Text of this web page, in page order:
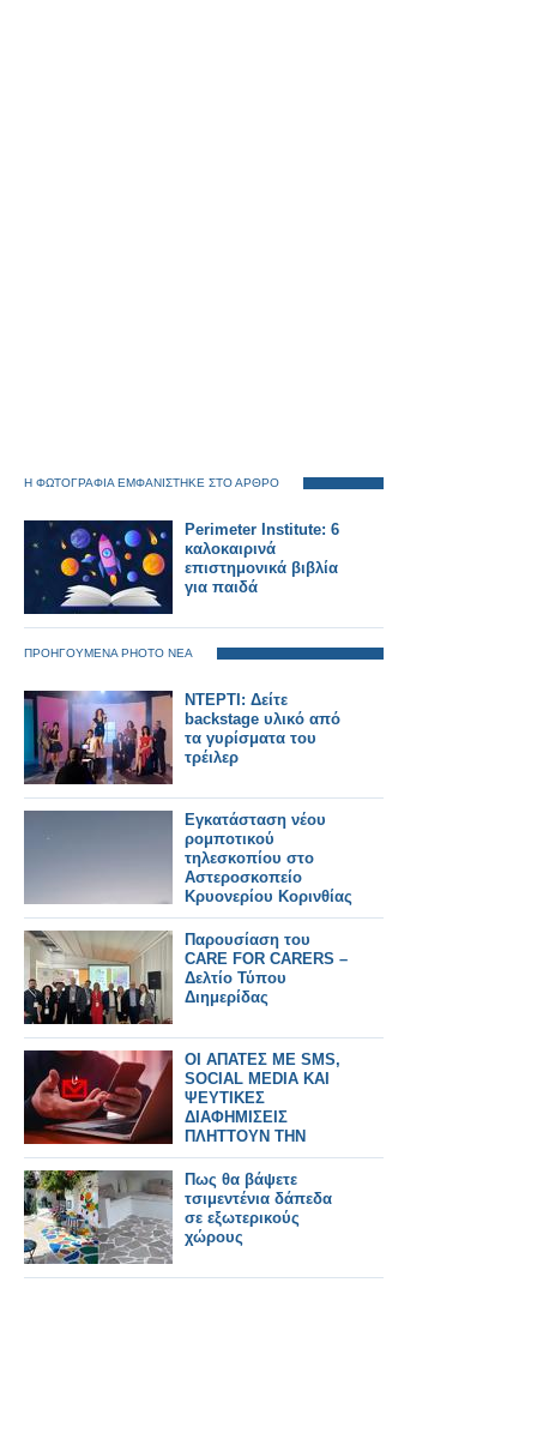
Η ΦΩΤΟΓΡΑΦΙΑ ΕΜΦΑΝΙΣΤΗΚΕ ΣΤΟ ΑΡΘΡΟ
Perimeter Institute: 6
καλοκαιρινά
επιστημονικά βιβλία
για παιδά
ΠΡΟΗΓΟΥΜΕΝΑ PHOTO ΝΕΑ
ΝΤΕΡΤΙ: Δείτε
backstage υλικό από
τα γυρίσματα του
τρέιλερ
Εγκατάσταση νέου
ρομποτικού
τηλεσκοπίου στο
Αστεροσκοπείο
Κρυονερίου Κορινθίας
Παρουσίαση του
CARE FOR CARERS –
Δελτίο Τύπου
Διημερίδας
ΟΙ ΑΠΑΤΕΣ ΜΕ SMS,
SOCIAL MEDIA ΚΑΙ
ΨΕΥΤΙΚΕΣ
ΔΙΑΦΗΜΙΣΕΙΣ
ΠΛΗΤΤΟΥΝ ΤΗΝ
ΕΛΛΑΔΑ
Πως θα βάψετε
τσιμεντένια δάπεδα
σε εξωτερικούς
χώρους